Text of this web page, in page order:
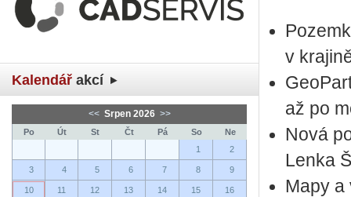
Kalendář akcí
<< Srpen 2026 >>
Po Út St Čt Pá So
Ne
1
2
3 4 5 6 7 8 9
10 11 12 13 14 15 16
v
až po
Nová
Lenka
Mapy a